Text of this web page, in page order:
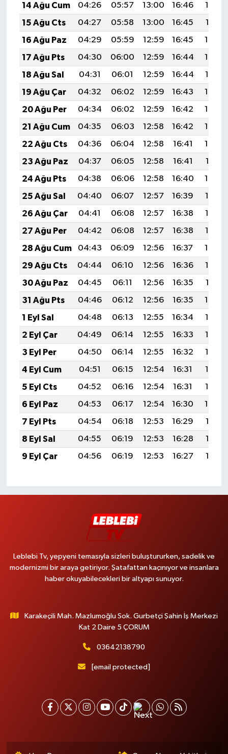
14 Ağu Cum
04:26 05:57 13:00 16:46
19:52
15 Ağu Cts
04:27 05:58 13:00 16:45
19:51
16 Ağu Paz
04:29 05:59 12:59 16:45
19:50
17 Ağu Pts
04:30 06:00 12:59 16:44
19:49
18 Ağu Sal
04:31 06:01 12:59 16:44
19:47
19 Ağu Çar
04:32 06:02 12:59 16:43
19:46
20 Ağu Per
04:34 06:02 12:59 16:42
19:45
21 Ağu Cum
04:35 06:03 12:58 16:42
19:43
22 Ağu Cts
04:36 06:04 12:58 16:41
19:42
23 Ağu Paz
04:37 06:05 12:58 16:41
19:41
24 Ağu Pts
04:38 06:06 12:58 16:40
19:39
25 Ağu Sal
04:40 06:07 12:57 16:39
19:38
26 Ağu Çar
04:41 06:08 12:57 16:38
19:36
27 Ağu Per
04:42 06:08 12:57 16:38
19:35
28 Ağu Cum
04:43 06:09 12:56 16:37
19:34
29 Ağu Cts
04:44 06:10 12:56 16:36
19:32
30 Ağu Paz
04:45 06:11 12:56 16:35
19:31
31 Ağu Pts
04:46 06:12 12:56 16:35
19:29
1 Eyl Sal
04:48 06:13 12:55 16:34
19:28
2 Eyl Çar
04:49 06:14 12:55 16:33
19:26
3 Eyl Per
04:50 06:14 12:55 16:32
19:25
4 Eyl Cum
04:51 06:15 12:54 16:31
19:23
5 Eyl Cts
04:52 06:16 12:54 16:31
19:22
6 Eyl Paz
04:53 06:17 12:54 16:30
19:20
7 Eyl Pts
04:54 06:18 12:53 16:29
19:19
8 Eyl Sal
04:55 06:19 12:53 16:28
19:17
9 Eyl Çar
04:56 06:19 12:53 16:27 19:16
Leblebi Tv, yepyeni temasıyla sizleri buluştururken, sadelik ve
modernizmi bir araya getiriyor. Şatafattan kaçınıyor ve insanlara
haber okuyabilecekleri bir altyapı sunuyor.
Karakeçili Mah. Mazlumoğlu Sok. Gurbetçi Şahin İş Merkezi
Kat 2 Daire 5 ÇORUM
03642138790
[email protected]